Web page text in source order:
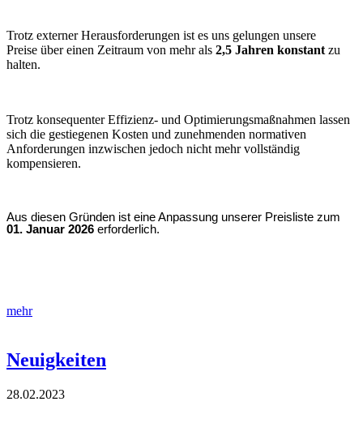
Trotz externer Herausforderungen ist es uns gelungen unsere
Preise über einen Zeitraum von mehr als 2,5 Jahren konstant zu
halten.
Trotz konsequenter Effizienz- und Optimierungsmaßnahmen lassen
sich die gestiegenen Kosten und zunehmenden normativen
Anforderungen inzwischen jedoch nicht mehr vollständig
kompensieren.
Aus diesen Gründen ist eine Anpassung unserer Preisliste zum
01. Januar 2026 erforderlich.
mehr
Neuigkeiten
28.02.2023